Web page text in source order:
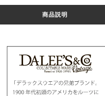
商品説明